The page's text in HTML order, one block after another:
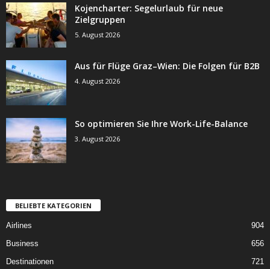
Kojencharter: Segelurlaub für neue
Zielgruppen
5. August 2026
Aus für Flüge Graz–Wien: Die Folgen für B2B
4. August 2026
So optimieren Sie Ihre Work-Life-Balance
3. August 2026
BELIEBTE KATEGORIEN
Airlines
904
Business
656
Destinationen
721